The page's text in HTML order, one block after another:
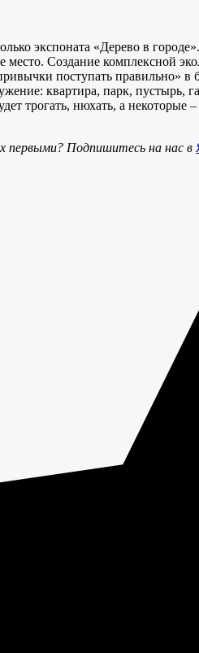
экспоната «Дерево в
место. Создание комплексной
поступать правильно» в
квартира, парк, пустырь,
трогать, нюхать, а
первыми? Подпишитесь на нас в